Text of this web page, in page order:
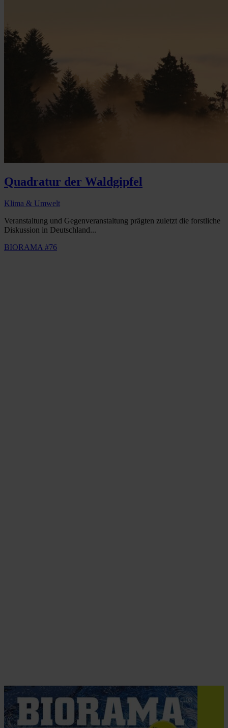
Quadratur der Waldgipfel
Klima & Umwelt
Veranstaltung und Gegenveranstaltung prägten zuletzt die forstliche
Diskussion in Deutschland...
BIORAMA #76